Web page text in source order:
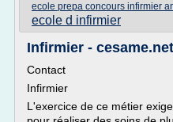
ecole prepa concours infirmier
ecole d infirmier
Infirmier - cesame.net
Contact
Infirmier
L'exercice de ce métier